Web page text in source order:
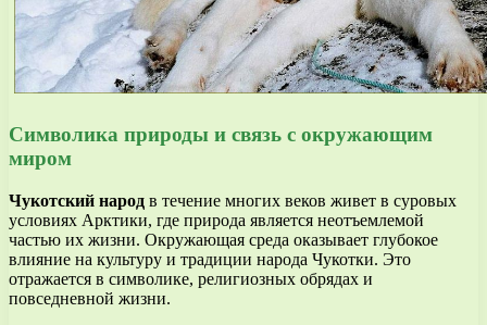
Символика природы и связь с окружающим
миром
Чукотский народ в течение многих веков живет в суровых
условиях Арктики, где природа является неотъемлемой
частью их жизни. Окружающая среда оказывает глубокое
влияние на культуру и традиции народа Чукотки. Это
отражается в символике, религиозных обрядах и
повседневной жизни.